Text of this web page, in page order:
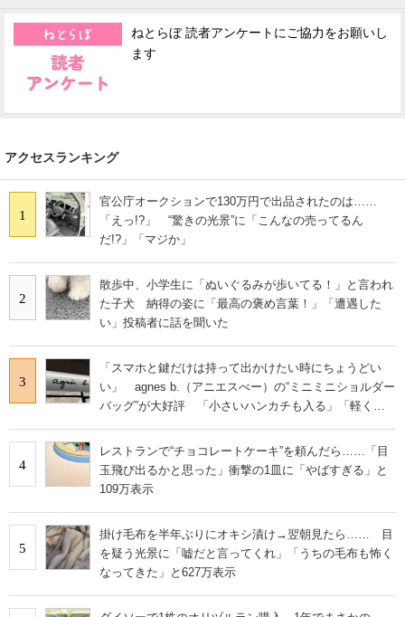
ねとらぼ 読者アンケートにご協力をお願いし
ます
アクセスランキング
1
官公庁オークションで130万円で出品されたのは……
「えっ!?」 “驚きの光景”に「こんなの売ってるん
だ!?」「マジか」
2
散歩中、小学生に「ぬいぐるみが歩いてる！」と言われ
た子犬 納得の姿に「最高の褒め言葉！」「遭遇した
い」投稿者に話を聞いた
3
「スマホと鍵だけは持って出かけたい時にちょうどい
い」 agnes b.（アニエスべー）の“ミニミニショルダー
バッグ”が大好評 「小さいハンカチも入る」「軽くて
4
レストランで“チョコレートケーキ”を頼んだら……「目
玉飛び出るかと思った」衝撃の1皿に「やばすぎる」と
109万表示
5
掛け毛布を半年ぶりにオキシ漬け→翌朝見たら…… 目
を疑う光景に「嘘だと言ってくれ」「うちの毛布も怖く
なってきた」と627万表示